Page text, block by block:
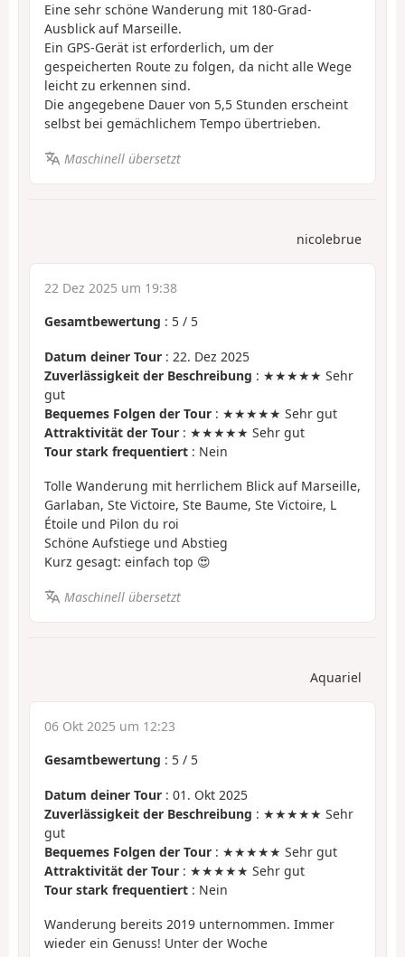
Eine sehr schöne Wanderung mit 180-Grad-
Ausblick auf Marseille.
Ein GPS-Gerät ist erforderlich, um der
gespeicherten Route zu folgen, da nicht alle Wege
leicht zu erkennen sind.
Die angegebene Dauer von 5,5 Stunden erscheint
selbst bei gemächlichem Tempo übertrieben.
Maschinell übersetzt
nicolebrue
22 Dez 2025 um 19:38
Gesamtbewertung : 5 / 5
Datum deiner Tour : 22. Dez 2025
Zuverlässigkeit der Beschreibung : ★★★★★ Sehr
gut
Bequemes Folgen der Tour : ★★★★★ Sehr gut
Attraktivität der Tour : ★★★★★ Sehr gut
Tour stark frequentiert : Nein
Tolle Wanderung mit herrlichem Blick auf Marseille,
Garlaban, Ste Victoire, Ste Baume, Ste Victoire, L
Étoile und Pilon du roi
Schöne Aufstiege und Abstieg
Kurz gesagt: einfach top 😍
Maschinell übersetzt
Aquariel
06 Okt 2025 um 12:23
Gesamtbewertung : 5 / 5
Datum deiner Tour : 01. Okt 2025
Zuverlässigkeit der Beschreibung : ★★★★★ Sehr
gut
Bequemes Folgen der Tour : ★★★★★ Sehr gut
Attraktivität der Tour : ★★★★★ Sehr gut
Tour stark frequentiert : Nein
Wanderung bereits 2019 unternommen. Immer
wieder ein Genuss! Unter der Woche